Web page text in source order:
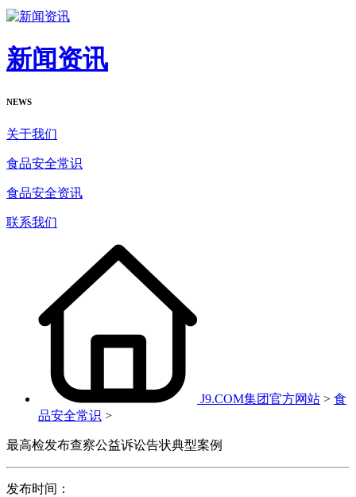
新闻资讯
NEWS
关于我们
食品安全常识
食品安全资讯
联系我们
J9.COM集团官方网站 > 食
品安全常识 >
最高检发布查察公益诉讼告状典型案例
发布时间：